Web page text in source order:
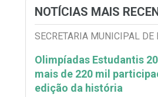
NOTÍCIAS MAIS
SECRETARIA MUNICIPAL DE
Olimpíadas Estudantis
mais de 220 mil
edição da história